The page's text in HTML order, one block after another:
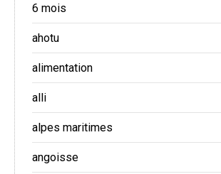
6 mois
ahotu
alimentation
alli
alpes maritimes
angoisse